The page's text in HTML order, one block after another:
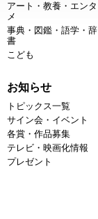
アート・教養・エンタ
メ
事典・図鑑・語学・辞
書
こども
お知らせ
トピックス一覧
サイン会・イベント
各賞・作品募集
テレビ・映画化情報
プレゼント